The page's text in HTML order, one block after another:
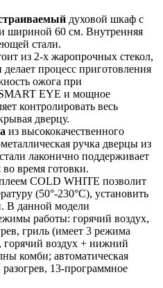
духовой шкаф с
шириной 60 см. Внутренняя
стали.
из 2-х жаропрочных стекол,
процесс приготовления
ожога при
EYE и мощное
контролировать весь
дверцу.
из высококачественного
ручка дверцы из
лаконично поддерживает
время готовки.
COLD WHITE позволит
(50°-230°C), установить
В данной модели
работы: горячий воздух,
гриль (имеет 3 режима
воздух + нижний
комби; автоматическая
13-программное